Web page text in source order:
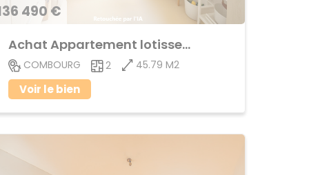
490 €
Achat Appartement lotissement
COMBOURG 2 45.79 M2
Voir le bien